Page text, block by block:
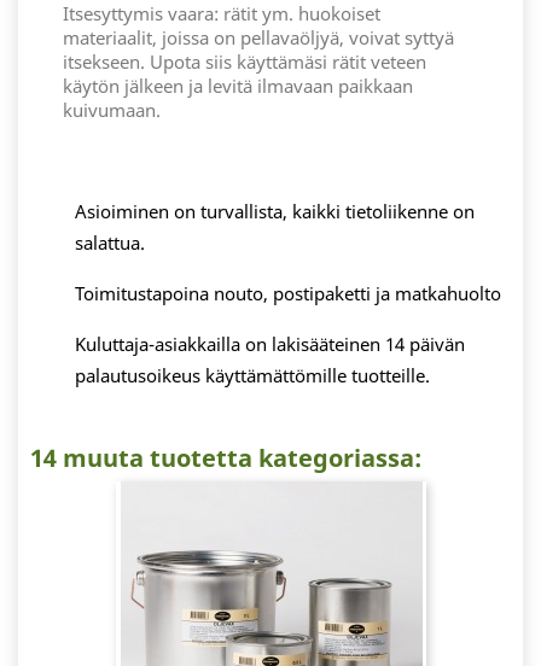
Itsesyttymis vaara: rätit ym. huokoiset
materiaalit, joissa on pellavaöljyä, voivat syttyä
itsekseen. Upota siis käyttämäsi rätit veteen
käytön jälkeen ja levitä ilmavaan paikkaan
kuivumaan.
Asioiminen on turvallista, kaikki tietoliikenne on
salattua.
Toimitustapoina nouto, postipaketti ja matkahuolto
Kuluttaja-asiakkailla on lakisääteinen 14 päivän
palautusoikeus käyttämättömille tuotteille.
14 muuta tuotetta kategoriassa: